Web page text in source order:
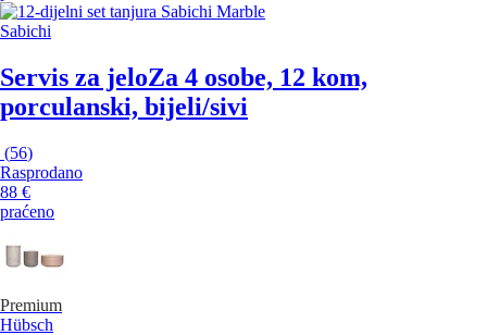
Sabichi
Servis za jeloZa 4 osobe, 12 kom,
porculanski, bijeli/sivi
(56)
Rasprodano
88 €
praćeno
Premium
Hübsch